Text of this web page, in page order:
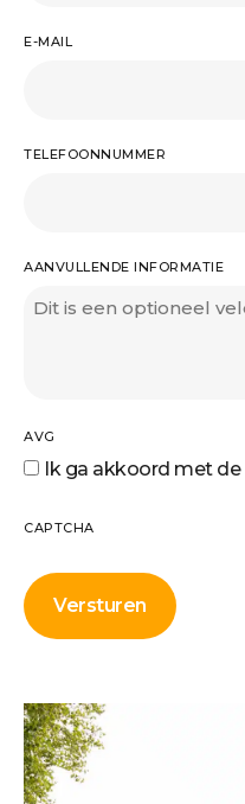
E-MAIL
TELEFOONNUMMER
AANVULLENDE INFORMATIE
AVG
Ik ga akkoord met de
CAPTCHA